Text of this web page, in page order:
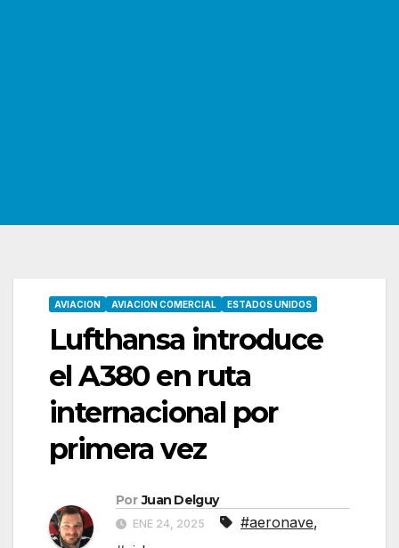
AVIACION AVIACION COMERCIAL ESTADOS UNIDOS
Lufthansa introduce
el A380 en ruta
internacional por
primera vez
Por Juan Delguy
ENE 24, 2025 #aeronave,